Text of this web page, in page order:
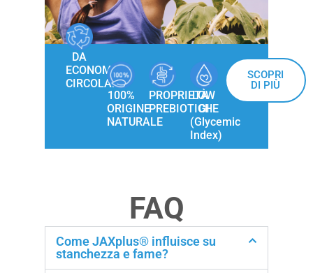
DA
ECONOMIA
CIRCOLARE
100%
ORIGINE
NATURALE
PROPRIETÀ
PREBIOTICHE
LOW
GI
(Glycemic
Index)
SCOPRI
DI PIÙ
FAQ
Come JAXplus® influisce su
stanchezza e fame?